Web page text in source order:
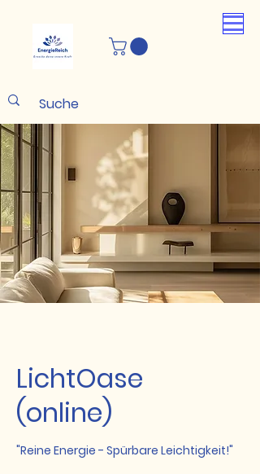
LichtOase
(online)
"Reine Energie - Spürbare Leichtigkeit!"